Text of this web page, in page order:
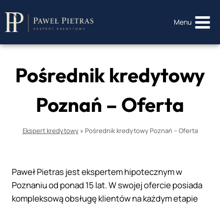
do
treści
Menu
Pośrednik kredytowy
Poznań – Oferta
Ekspert kredytowy» Pośrednik kredytowy Poznań – Oferta
Paweł Pietras jest ekspertem hipotecznym w
Poznaniu od ponad 15 lat. W swojej ofercie posiada
kompleksową obsługę klientów na każdym etapie